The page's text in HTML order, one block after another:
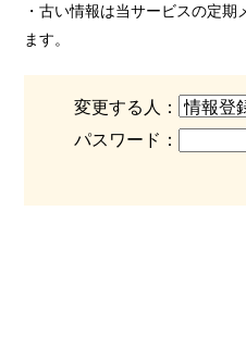
・古い情報は当サービスの定
ます。
変更する人：
パスワード：